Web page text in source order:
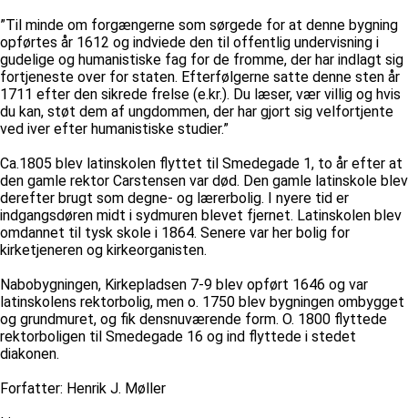
”Til minde om forgængerne som sørgede for at denne bygning
opførtes år 1612 og indviede den til offentlig undervisning i
gudelige og humanistiske fag for de fromme, der har indlagt sig
fortjeneste over for staten. Efterfølgerne satte denne sten år
1711 efter den sikrede frelse (e.kr.). Du læser, vær villig og hvis
du kan, støt dem af ungdommen, der har gjort sig velfortjente
ved iver efter humanistiske studier.”
Ca.1805 blev latinskolen flyttet til Smedegade 1, to år efter at
den gamle rektor Carstensen var død. Den gamle latinskole blev
derefter brugt som degne- og lærerbolig. I nyere tid er
indgangsdøren midt i sydmuren blevet fjernet. Latinskolen blev
omdannet til tysk skole i 1864. Senere var her bolig for
kirketjeneren og kirkeorganisten.
Nabobygningen, Kirkepladsen 7-9 blev opført 1646 og var
latinskolens rektorbolig, men o. 1750 blev bygningen ombygget
og grundmuret, og fik densnuværende form. O. 1800 flyttede
rektorboligen til Smedegade 16 og ind flyttede i stedet
diakonen.
Forfatter: Henrik J. Møller